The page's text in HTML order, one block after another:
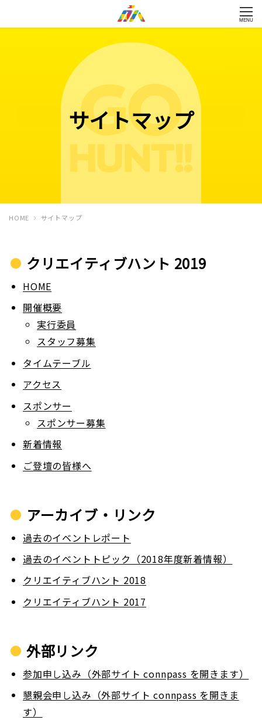
MENU
サイトマップ
HOME サイトマップ
クリエイティブハント 2019
HOME
開催概要
実行委員
スタッフ募集
タイムテーブル
アクセス
スポンサー
スポンサー募集
新着情報
ご登壇の皆様へ
アーカイブ・リンク
過去のイベントレポート
過去のイベントトピック（2018年度新着情報）
クリエイティブハント 2018
クリエイティブハント 2017
外部リンク
参加申し込み（外部サイト connpass を開きます）
懇親会申し込み（外部サイト connpass を開きま
す）